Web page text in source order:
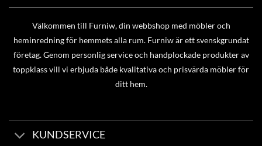
Välkommen till Furniw, din webbshop med möbler och
heminredning för hemmets alla rum. Furniw är ett svenskgrundat
företag. Genom personlig service och handplockade produkter av
toppklass vill vi erbjuda både kvalitativa och prisvärda möbler för
ditt hem.
KUNDSERVICE